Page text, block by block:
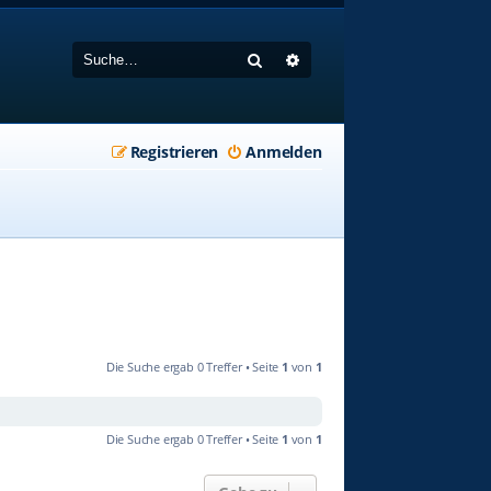
Suche
Anmelden
Registrieren
Die Suche ergab 0 Treffer • Seite 1 von 1
Die Suche ergab 0 Treffer • Seite 1 von 1